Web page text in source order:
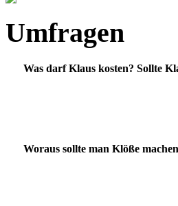
Umfragen
Was darf Klaus kosten? Sollte
Woraus sollte man Klöße